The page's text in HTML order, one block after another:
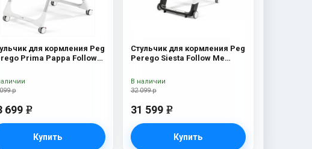
для кормления Peg
Prima Pappa Follow
р
699 e
Купить
Стульчик для кормления Peg
Perego Siesta Follow Me
32 099 р
31 599 e
Купить
В наличии